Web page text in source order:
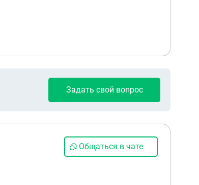
Задать свой вопрос
Общаться в чате